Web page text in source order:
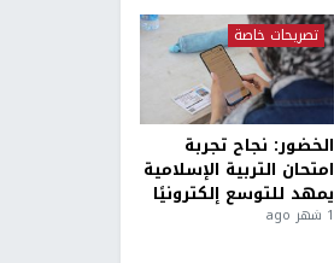
تصريحات خاصة
الخضور: نجاح تجربة
امتحان التربية الإسلامية
يمهد للتوسع إلكترونيًا
1 شهر ago